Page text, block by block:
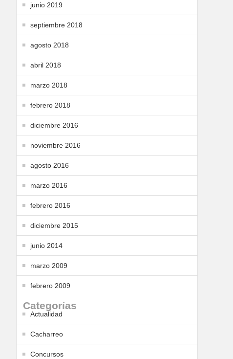
junio 2019
septiembre 2018
agosto 2018
abril 2018
marzo 2018
febrero 2018
diciembre 2016
noviembre 2016
agosto 2016
marzo 2016
febrero 2016
diciembre 2015
junio 2014
marzo 2009
febrero 2009
Categorías
Actualidad
Cacharreo
Concursos